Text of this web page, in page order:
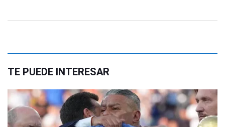
TE PUEDE INTERESAR